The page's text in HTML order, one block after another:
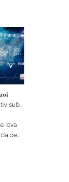
sub
Iova
de